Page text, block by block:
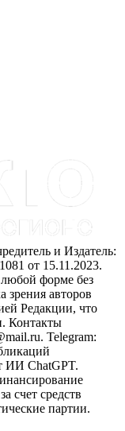
и Издатель:
от 15.11.2023.
форме без
зрения авторов
Редакции, что
Контакты
Telegram:
ИИ ChatGPT.
счет средств
партии.